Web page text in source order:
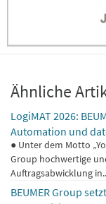
Ähnliche
LogiMAT 2026:
Automation und
● Unter dem Motto
Group hochwertige
Auftragsabwicklung